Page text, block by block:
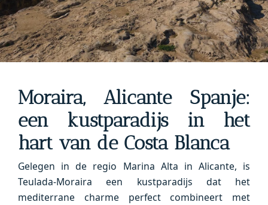
Moraira, Alicante Spanje:
een kustparadijs in het
hart van de Costa Blanca
Gelegen in de regio Marina Alta in Alicante, is
Teulada-Moraira een kustparadijs dat het
mediterrane charme perfect combineert met